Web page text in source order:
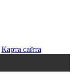
Карта сайта